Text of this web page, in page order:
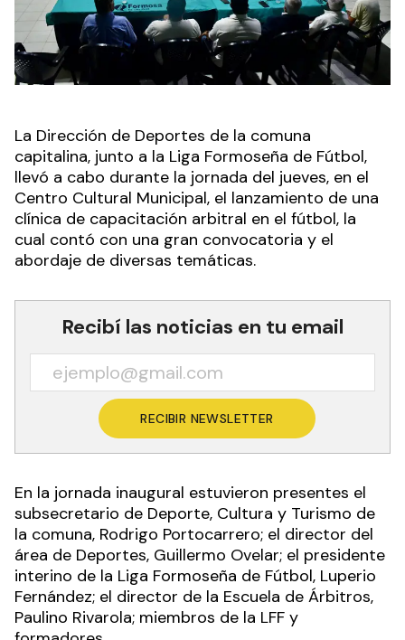
La Dirección de Deportes de la comuna
capitalina, junto a la Liga Formoseña de Fútbol,
llevó a cabo durante la jornada del jueves, en el
Centro Cultural Municipal, el lanzamiento de una
clínica de capacitación arbitral en el fútbol, la
cual contó con una gran convocatoria y el
abordaje de diversas temáticas.
Recibí las noticias en tu email
RECIBIR NEWSLETTER
En la jornada inaugural estuvieron presentes el
subsecretario de Deporte, Cultura y Turismo de
la comuna, Rodrigo Portocarrero; el director del
área de Deportes, Guillermo Ovelar; el presidente
interino de la Liga Formoseña de Fútbol, Luperio
Fernández; el director de la Escuela de Árbitros,
Paulino Rivarola; miembros de la LFF y